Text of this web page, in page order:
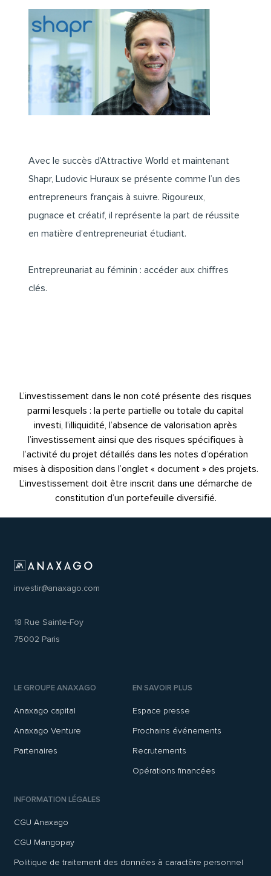
Avec le succès d’Attractive World et maintenant
Shapr, Ludovic Huraux se présente comme l’un des
entrepreneurs français à suivre. Rigoureux,
pugnace et créatif, il représente la part de réussite
en matière d’entrepreneuriat étudiant.
Entrepreunariat au féminin : accéder aux chiffres
clés.
L’investissement dans le non coté présente des risques
parmi lesquels : la perte partielle ou totale du capital
investi, l’illiquidité, l’absence de valorisation après
l’investissement ainsi que des risques spécifiques à
l’activité du projet détaillés dans les notes d’opération
mises à disposition dans l’onglet « document » des projets.
L’investissement doit être inscrit dans une démarche de
constitution d’un portefeuille diversifié.
investir@anaxago.com
18 Rue Sainte-Foy
75002 Paris
LE GROUPE ANAXAGO
Anaxago capital
Anaxago Venture
Partenaires
EN SAVOIR PLUS
Espace presse
Prochains événements
Recrutements
Opérations financées
INFORMATION LÉGALES
CGU Anaxago
CGU Mangopay
Politique de traitement des données à caractère personnel